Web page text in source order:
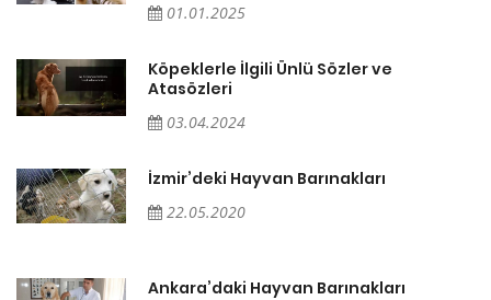
01.01.2025
Köpeklerle İlgili Ünlü Sözler ve
Atasözleri
03.04.2024
İzmir’deki Hayvan Barınakları
22.05.2020
Ankara’daki Hayvan Barınakları